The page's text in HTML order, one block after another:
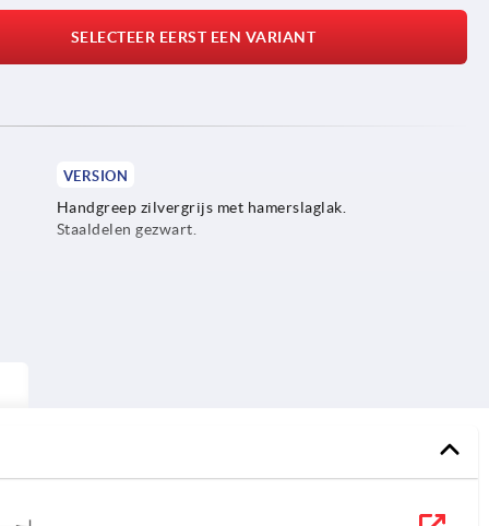
SELECTEER EERST EEN VARIANT
VERSION
Handgreep zilvergrijs met hamerslaglak.
Staaldelen gezwart.